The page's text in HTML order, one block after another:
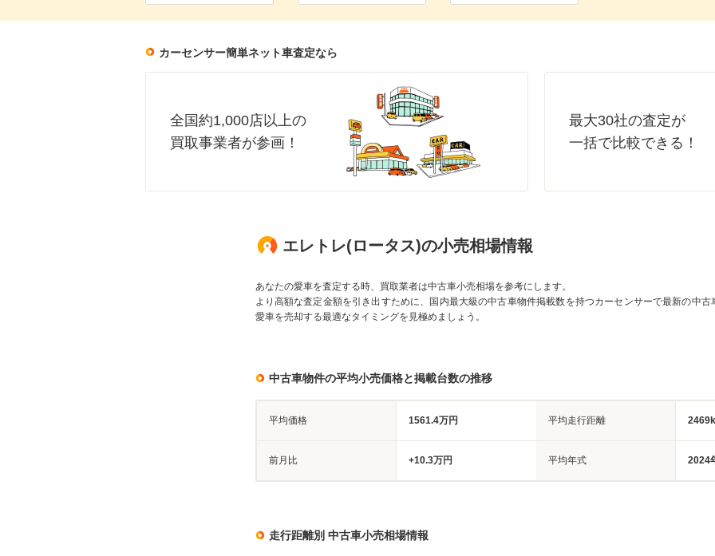
カーセンサー簡単ネット車査定なら
全国約1,000店以上の
買取事業者が参画！
最大30社の査定が
一括で比較できる！
エレトレ(ロータス)の小売相場情報
あなたの愛車を査定する時、買取業者は中古車小売相場を参考にします。
より高額な査定金額を引き出すために、国内最大級の中古車物件掲載数を持つカーセンサーで最新の中古
愛車を売却する最適なタイミングを見極めましょう。
中古車物件の平均小売価格と掲載台数の推移
平均価格 1561.4万円 平均走行距離
前月比 +10.3万円 平均年式 2024
走行距離別 中古車小売相場情報